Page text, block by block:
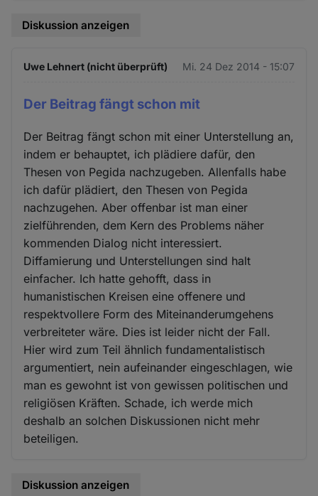
Diskussion anzeigen
Uwe Lehnert (nicht überprüft) Mi. 24 Dez 2014 - 15:07
Der Beitrag fängt schon mit
Der Beitrag fängt schon mit einer Unterstellung an,
indem er behauptet, ich plädiere dafür, den
Thesen von Pegida nachzugeben. Allenfalls habe
ich dafür plädiert, den Thesen von Pegida
nachzugehen. Aber offenbar ist man einer
zielführenden, dem Kern des Problems näher
kommenden Dialog nicht interessiert.
Diffamierung und Unterstellungen sind halt
einfacher. Ich hatte gehofft, dass in
humanistischen Kreisen eine offenere und
respektvollere Form des Miteinanderumgehens
verbreiteter wäre. Dies ist leider nicht der Fall.
Hier wird zum Teil ähnlich fundamentalistisch
argumentiert, nein aufeinander eingeschlagen, wie
man es gewohnt ist von gewissen politischen und
religiösen Kräften. Schade, ich werde mich
deshalb an solchen Diskussionen nicht mehr
beteiligen.
Diskussion anzeigen